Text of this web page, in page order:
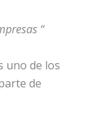
“
uno de los
de